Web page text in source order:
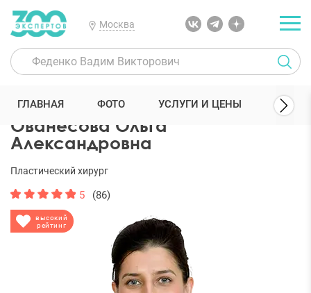
Москва
300 Экспертов Пластические хирурги Ованесова Ольга
Ованесова Ольга
Александровна
высокий
рейтинг
Пластический хирург
5 (86)
ГЛАВНАЯ ФОТО УСЛУГИ И ЦЕНЫ